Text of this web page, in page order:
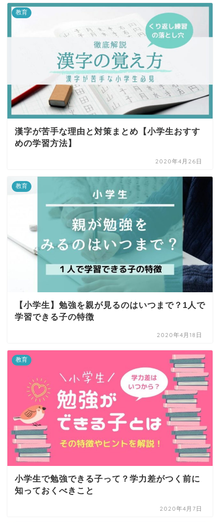
教育
漢字が苦手な理由と対策まとめ【小学生おすす
めの学習方法】
2020年4月26日
教育
【小学生】勉強を親が見るのはいつまで？1人で
学習できる子の特徴
2020年4月18日
教育
小学生で勉強できる子って？学力差がつく前に
知っておくべきこと
2020年4月7日